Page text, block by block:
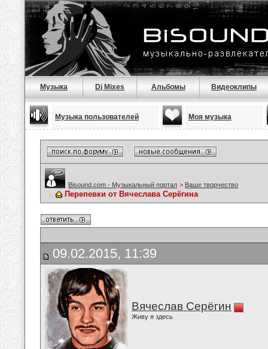
Музыка Dj Mixes Альбомы Видеоклипы
Музыка пользователей Моя музыка
Bisound.com - Музыкальный портал > Ваше творчество
Перепевки от Вячеслава Серёгина
09.02.2015, 11:39
Вячеслав Серёгин
Живу я здесь